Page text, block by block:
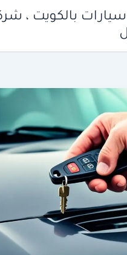
بالكويت ،